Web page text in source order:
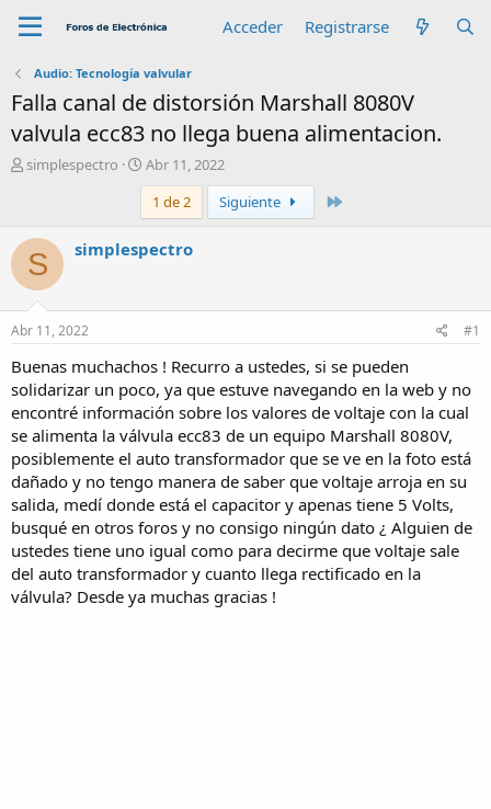
Acceder Registrarse
Audio: Tecnología valvular
Falla canal de distorsión Marshall 8080V
valvula ecc83 no llega buena alimentacion.
A
r
simplespectro
F
e
h
a
d
c
o
Abr 11, 2022
1 de 2
Siguiente
S simplespectro
Abr 11, 2022 #1
Buenas muchachos ! Recurro a ustedes, si se pueden
solidarizar un poco, ya que estuve navegando en la web y no
encontré información sobre los valores de voltaje con la cual
se alimenta la válvula ecc83 de un equipo Marshall 8080V,
posiblemente el auto transformador que se ve en la foto está
dañado y no tengo manera de saber que voltaje arroja en su
salida, medí donde está el capacitor y apenas tiene 5 Volts,
busqué en otros foros y no consigo ningún dato ¿ Alguien de
ustedes tiene uno igual como para decirme que voltaje sale
del auto transformador y cuanto llega rectificado en la
válvula? Desde ya muchas gracias !